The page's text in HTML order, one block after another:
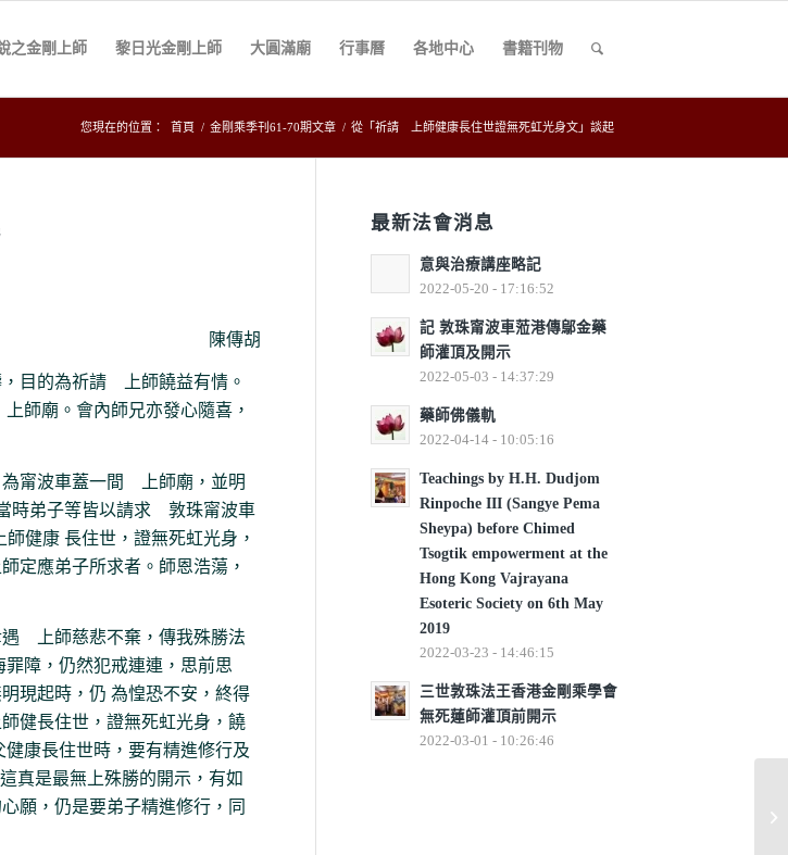
之金剛上師 黎日光金剛上師 大圓滿廟 行事曆 各地中心 書籍刊物
您現在的位置： 首頁 / 金剛乘季刊61-70期文章 / 從「祈請 上師健康長住世證無死虹光身文」談起
陳傳胡
目的為祈請 上師饒益有情。
師廟。會內師兄亦發心隨喜，
甯波車蓋一間 上師廟，並明
時弟子等皆以請求 敦珠甯波車
健康 長住世，證無死虹光身，
應弟子所求者。師恩浩蕩，
遇 上師慈悲不棄，傳我殊勝法
障，仍然犯戒連連，思前思
現起時，仍 為惶恐不安，終得
長住世，證無死虹光身，饒
康長住世時，要有精進修行及
真是最無上殊勝的開示，有如
願，仍是要弟子精進修行，同
最新法會消息
意與治療講座略記
2022-05-20 - 17:16:52
記 敦珠甯波車蒞港傳鄔金藥
師灌頂及開示
2022-05-03 - 14:37:29
藥師佛儀軌
2022-04-14 - 10:05:16
Teachings by H.H. Dudjom
Rinpoche III (Sangye Pema
Sheypa) before Chimed
Tsogtik empowerment at the
Hong Kong Vajrayana
Esoteric Society on 6th May
2019
2022-03-23 - 14:46:15
三世敦珠法王香港金剛乘學會
無死蓮師灌頂前開示
2022-03-01 - 10:26:46